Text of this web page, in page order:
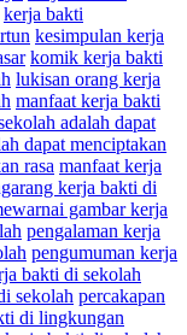
kerja bakti
kesimpulan kerja
komik kerja bakti
lukisan orang kerja
manfaat kerja bakti
adalah dapat
dapat menciptakan
rasa manfaat kerja
kerja bakti di
gambar kerja
pengalaman kerja
pengumuman kerja
bakti di sekolah
sekolah percakapan
di lingkungan